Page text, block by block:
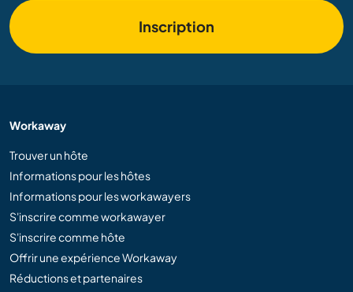
Inscription
Workaway
Trouver un hôte
Informations pour les hôtes
Informations pour les workawayers
S'inscrire comme workawayer
S'inscrire comme hôte
Offrir une expérience Workaway
Réductions et partenaires